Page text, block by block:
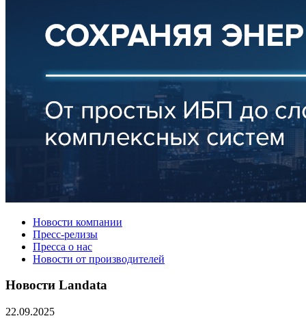
Новости компании
Пресс-релизы
Пресса о нас
Новости от производителей
Новости Landata
22.09.2025